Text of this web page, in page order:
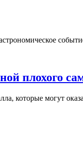
плохого
которые могут